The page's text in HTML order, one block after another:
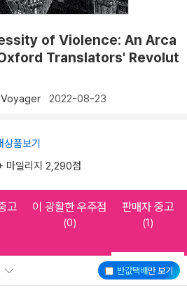
of Violence: An Arca
Translators' Revolut
2022-08-23
상품보기
일리지 2,290점
고 이 광활한 우주점
(0)
판매자 중고
(1)
반값택배만 보기